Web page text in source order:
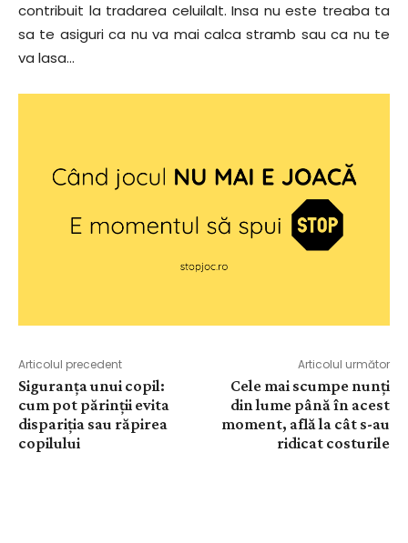
contribuit la tradarea celuilalt. Insa nu este treaba ta
sa te asiguri ca nu va mai calca stramb sau ca nu te
va lasa…
Articolul precedent
Siguranța unui copil:
cum pot părinții evita
dispariția sau răpirea
copilului
Articolul următor
Cele mai scumpe nunți
din lume până în acest
moment, află la cât s-au
ridicat costurile